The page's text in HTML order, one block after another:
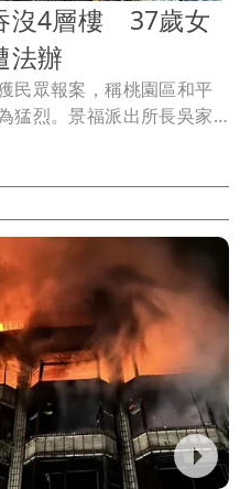
沒4層樓 37歲女
法辦
民眾報案，稱桃園區和平
猛烈。景福派出所長吳家